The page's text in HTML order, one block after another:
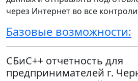
через Интернет во все
Базовые возможности:
СБиС++ отчетность для
предпринимателей г.